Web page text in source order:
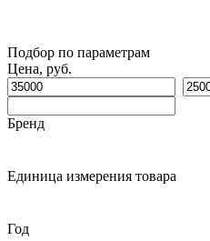
Подбор по параметрам
Цена, руб.
Бренд
Единица измерения товара
Год